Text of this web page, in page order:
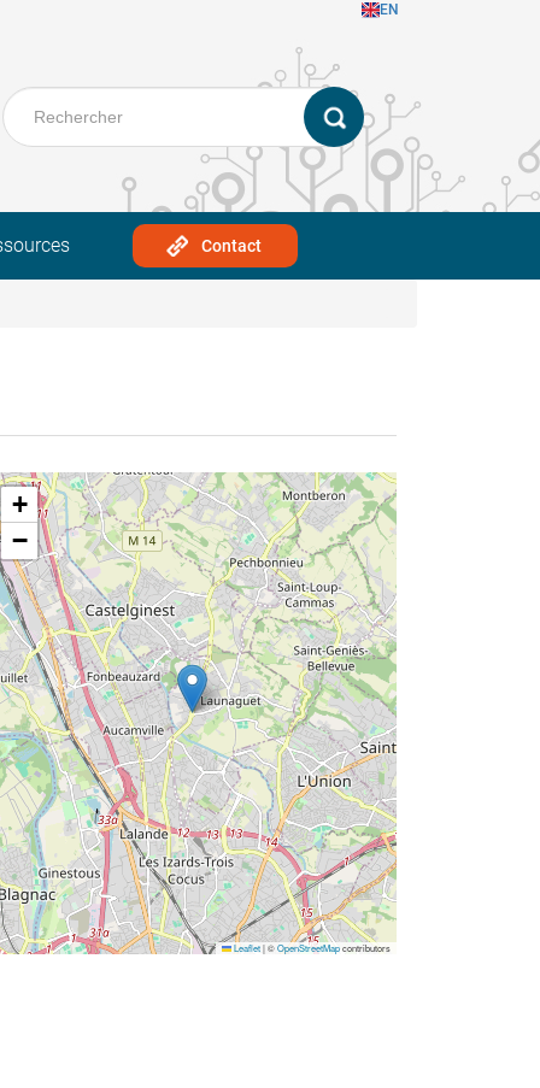
EN
Contact
+
−
Leaflet |©OpenStreetMapcontributors